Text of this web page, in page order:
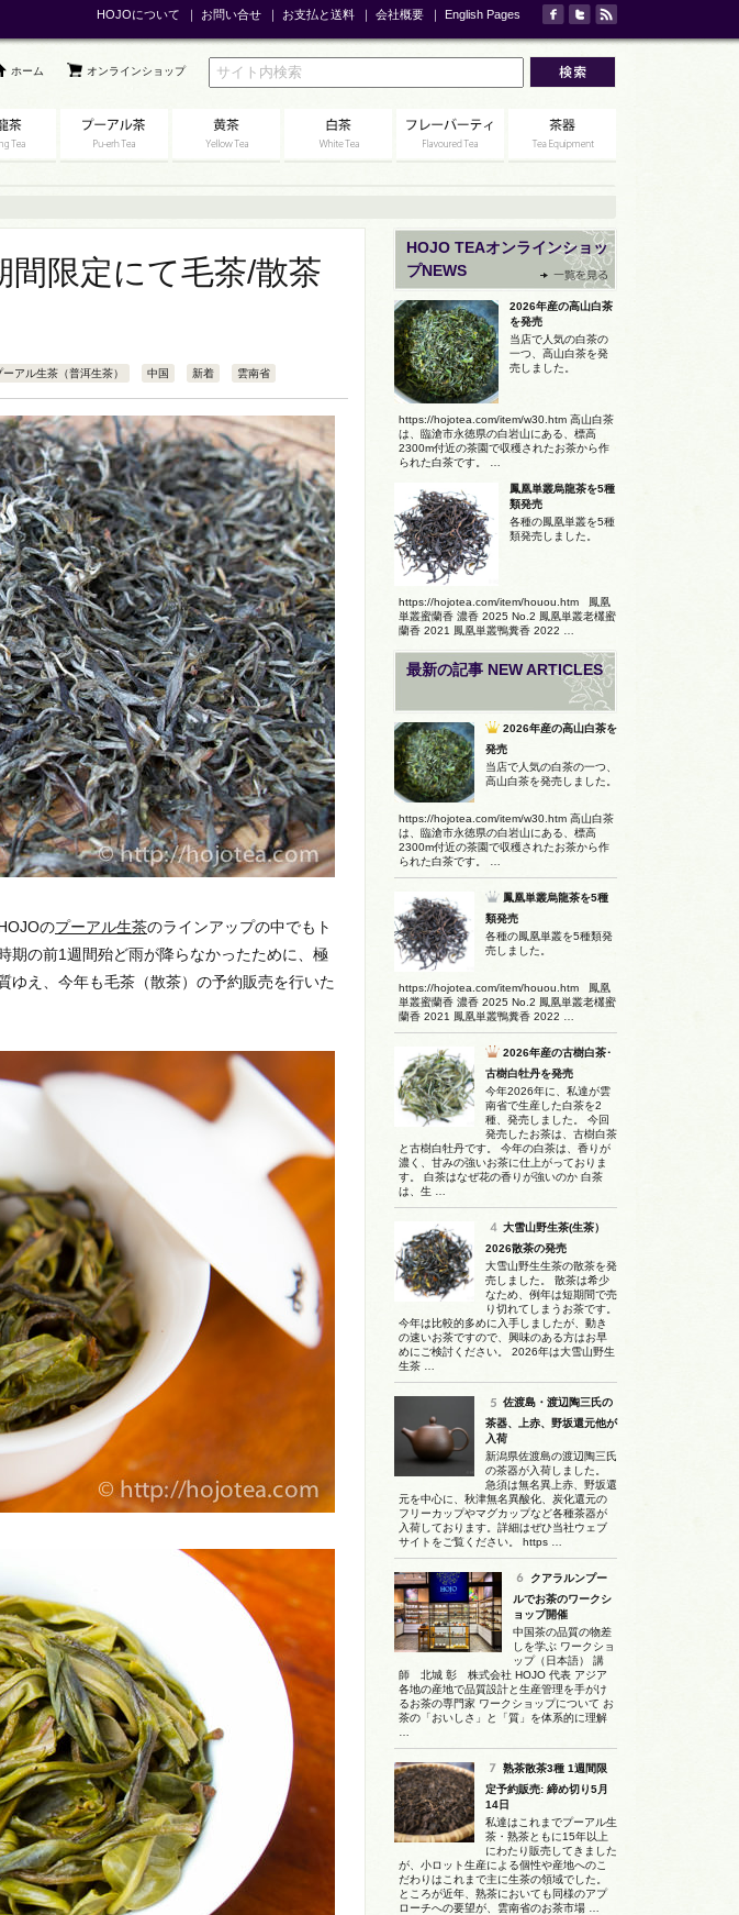
HOJOについて ｜ お問い合せ ｜ お支払と送料 ｜ 会社概要 ｜ English Pages
ホーム オンラインショップ
間限定にて毛茶/散茶
ーアル生茶（普洱生茶） 中国 新着 雲南省
のプーアル生茶のラインアップの中でもト
期の前1週間殆ど雨が降らなかったために、極
ゆえ、今年も毛茶（散茶）の予約販売を行いた
HOJO TEAオンラインショッ
プNEWS
2026年産の高山白茶
を発売
当店で人気の白茶の
一つ、高山白茶を発
売しました。
https://hojotea.com/item/w30.htm 高山白茶
は、臨滄市永徳県の白岩山にある、標高
2300m付近の茶園で収穫されたお茶から作
られた白茶です。 …
鳳凰単叢烏龍茶を5種
類発売
各種の鳳凰単叢を5種
類発売しました。
https://hojotea.com/item/houou.htm 鳳凰
単叢蜜蘭香 濃香 2025 No.2 鳳凰単叢老欉蜜
蘭香 2021 鳳凰単叢鴨糞香 2022 …
最新の記事 NEW ARTICLES
2026年産の高山白茶を
発売
当店で人気の白茶の一つ、
高山白茶を発売しました。
https://hojotea.com/item/w30.htm 高山白茶
は、臨滄市永徳県の白岩山にある、標高
2300m付近の茶園で収穫されたお茶から作
られた白茶です。 …
鳳凰単叢烏龍茶を5種
類発売
各種の鳳凰単叢を5種類発
売しました。
https://hojotea.com/item/houou.htm 鳳凰
単叢蜜蘭香 濃香 2025 No.2 鳳凰単叢老欉蜜
蘭香 2021 鳳凰単叢鴨糞香 2022 …
2026年産の古樹白茶･
古樹白牡丹を発売
今年2026年に、私達が雲
南省で生産した白茶を2
種、発売しました。 今回
発売したお茶は、古樹白茶
と古樹白牡丹です。 今年の白茶は、香りが
濃く、甘みの強いお茶に仕上がっておりま
す。 白茶はなぜ花の香りが強いのか 白茶
は、生 …
大雪山野生茶(生茶）
2026散茶の発売
大雪山野生生茶の散茶を発
売しました。 散茶は希少
なため、例年は短期間で売
り切れてしまうお茶です。
今年は比較的多めに入手しましたが、動き
の速いお茶ですので、興味のある方はお早
めにご検討ください。 2026年は大雪山野生
生茶 …
佐渡島・渡辺陶三氏の
茶器、上赤、野坂還元他が
入荷
新潟県佐渡島の渡辺陶三氏
の茶器が入荷しました。
急須は無名異上赤、野坂還
元を中心に、秋津無名異酸化、炭化還元の
フリーカップやマグカップなど各種茶器が
入荷しております。詳細はぜひ当社ウェブ
サイトをご覧ください。 https …
クアラルンプー
ルでお茶のワークシ
ョップ開催
中国茶の品質の物差
しを学ぶ ワークショ
ップ（日本語） 講
師 北城 彰 株式会社 HOJO 代表 アジア
各地の産地で品質設計と生産管理を手がけ
るお茶の専門家 ワークショップについて お
茶の「おいしさ」と「質」を体系的に理解
熟茶散茶3種 1週間限
定予約販売: 締め切り5月
14日
私達はこれまでプーアル生
茶・熟茶ともに15年以上
にわたり販売してきました
が、小ロット生産による個性や産地へのこ
だわりはこれまで主に生茶の領域でした。
ところが近年、熟茶においても同様のアプ
ローチへの要望が、雲南省のお茶市場 …